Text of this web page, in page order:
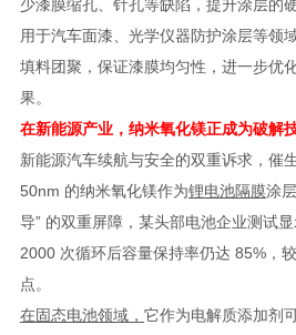
少漆膜缩孔、针孔等缺陷，提升涂层的
用于汽车面漆、光学仪器防护涂层等领
填料团聚，保证漆膜均匀性，进一步优
果。
在新能源产业，纳米氧化镁正成为破解
新能源汽车续航与安全的双重诉求，催
50nm 的纳米氧化镁作为锂电池隔膜涂
导” 的双重屏障，某头部电池企业测试
2000 次循环后容量保持率仍达 85%，
点。
在固态电池领域， 它作为电解质添加剂